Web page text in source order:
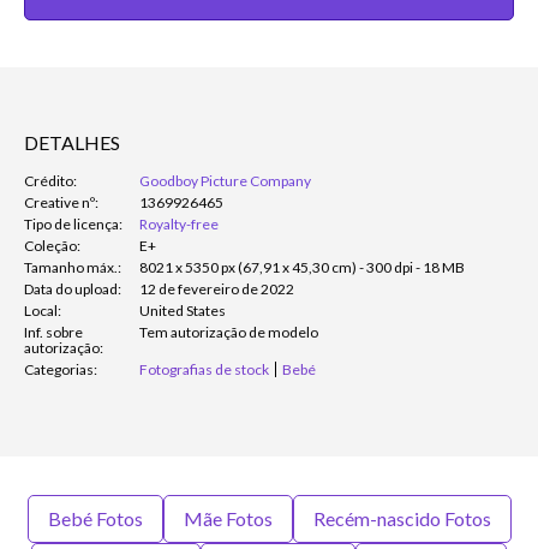
DETALHES
Crédito:
Goodboy Picture Company
Creative nº:
1369926465
Tipo de licença:
Royalty-free
Coleção:
E+
Tamanho máx.:
8021 x 5350 px (67,91 x 45,30 cm) - 300 dpi - 18 MB
Data do upload:
12 de fevereiro de 2022
Local:
United States
Inf. sobre
autorização:
Tem autorização de modelo
Categorias: Fotografias de stock Bebé
Bebé Fotos Mãe Fotos Recém-nascido Fotos